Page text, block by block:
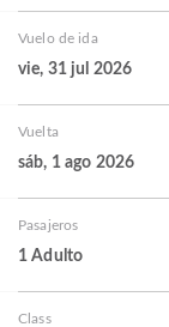
Vuelo de ida
vie, 31 jul 2026
Vuelta
sáb, 1 ago 2026
Pasajeros
1 Adulto
Class